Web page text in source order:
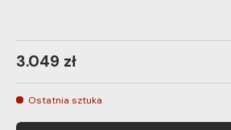
3.049 zł
Ostatnia sztuka